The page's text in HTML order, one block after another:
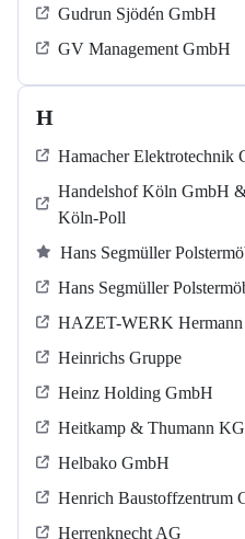
Gudrun Sjödén GmbH
GV Management GmbH
H
Hamacher Elektrotechnik
Handelshof Köln GmbH
Köln-Poll
Hans Segmüller
Hans Segmüller
HAZET-WERK
Heinrichs Gruppe
Heinz Holding GmbH
Heitkamp & Thumann KG
Helbako GmbH
Henrich Baustoffzentrum
Herrenknecht AG